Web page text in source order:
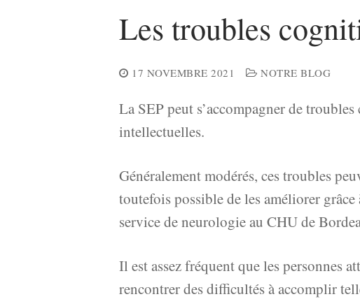
Les troubles
17 NOVEMBRE 2021 NOTRE BLOG
La SEP peut s’accompagner de
intellectuelles.
Généralement modérés, ces troubles
toutefois possible de les améliorer
service de neurologie au CHU de
Il est assez fréquent que les personnes
rencontrer des difficultés à accomplir